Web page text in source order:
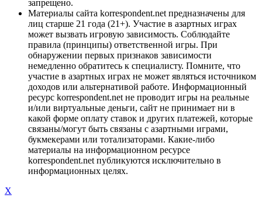
запрещено.
Материалы сайта korrespondent.net предназначены для
лиц старше 21 года (21+). Участие в азартных играх
может вызвать игровую зависимость. Соблюдайте
правила (принципы) ответственной игры. При
обнаружении первых признаков зависимости
немедленно обратитесь к специалисту. Помните, что
участие в азартных играх не может являться источником
доходов или альтернативой работе. Информационный
ресурс korrespondent.net не проводит игры на реальные
и/или виртуальные деньги, сайт не принимает ни в
какой форме оплату ставок и других платежей, которые
связаны/могут быть связаны с азартными играми,
букмекерами или тотализаторами. Какие-либо
материалы на информационном ресурсе
korrespondent.net публикуются исключительно в
информационных целях.
X